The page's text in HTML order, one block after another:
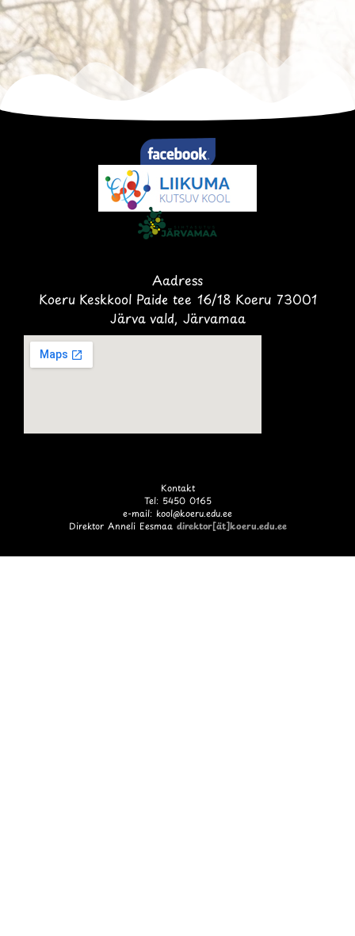
Aadress
Koeru Keskkool Paide tee 16/18 Koeru 73001
Järva vald, Järvamaa
Kontakt
Tel: 5450 0165
e-mail: kool@koeru.edu.ee
Direktor Anneli Eesmaa direktor[ät]koeru.edu.ee